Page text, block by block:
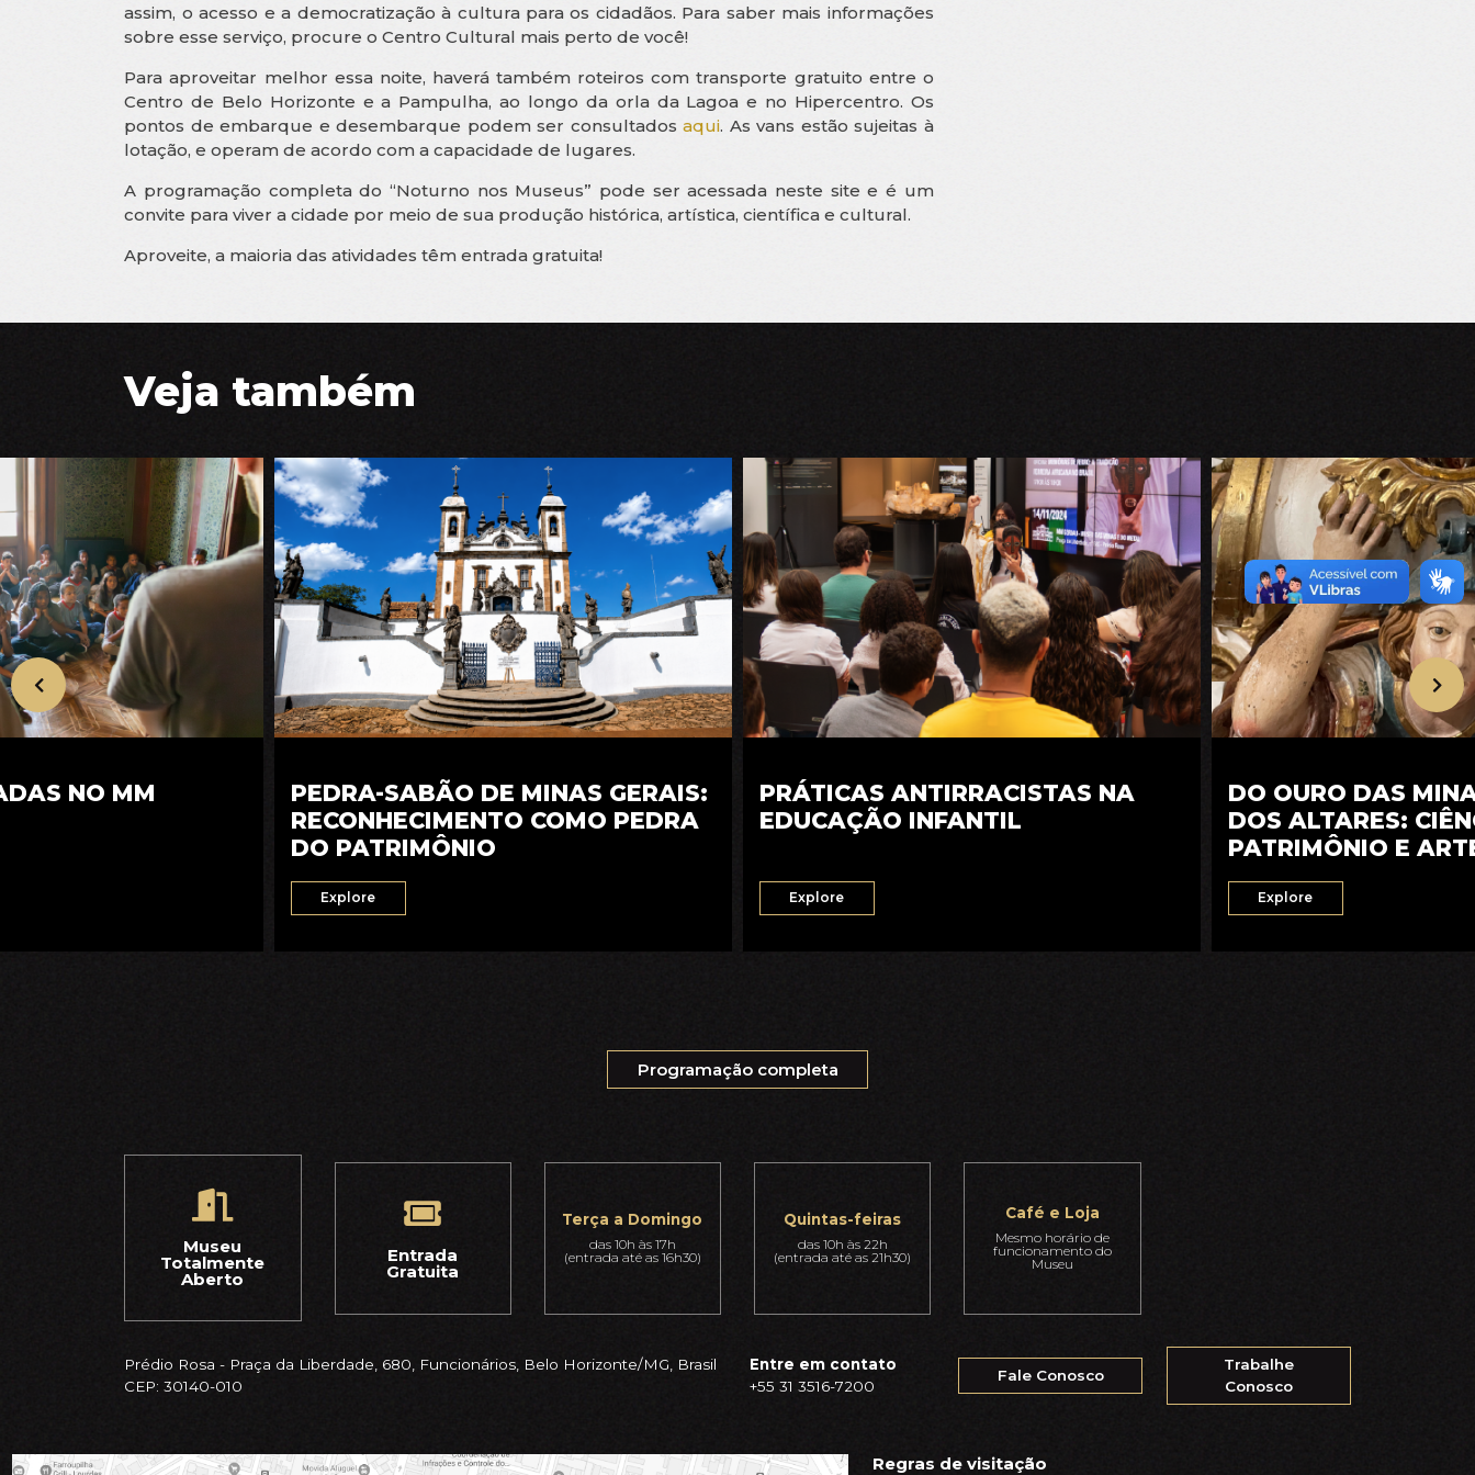
assim, o acesso e a democratização à cultura para os cidadãos. Para saber mais informações
sobre esse serviço, procure o Centro Cultural mais perto de você!
Para aproveitar melhor essa noite, haverá também roteiros com transporte gratuito entre o
Centro de Belo Horizonte e a Pampulha, ao longo da orla da Lagoa e no Hipercentro. Os
pontos de embarque e desembarque podem ser consultadosaqui. As vans estão sujeitas à
lotação, e operam de acordo com a capacidade de lugares.
A programação completa do “Noturno nos Museus” pode ser acessada neste site e é um
convite para viver a cidade por meio de sua produção histórica, artística, científica e cultural.
Aproveite, a maioria das atividades têm entrada gratuita!
Veja também
NO MM
PEDRA-SABÃO DE MINAS GERAIS:
RECONHECIMENTO COMO PEDRA
DO PATRIMÔNIO
Explore
PRÁTICAS ANTIRRACISTAS NA
EDUCAÇÃO INFANTIL
Explore
DO OURO DAS
DOS ALTARES:
PATRIMÔNIO E
SETECENTISTA
Explore
Programação completa
Museu
Totalmente
Aberto
Entrada
Gratuita
Terça a Domingo
das 10h às 17h
(entrada até as 16h30)
Quintas-feiras
das 10h às 22h
(entrada até as 21h30)
Café e Loja
Mesmo horário de
funcionamento do
Museu
Prédio Rosa - Praça da Liberdade, 680, Funcionários, Belo Horizonte/MG, Brasil
CEP: 30140-010
Entre em contato
+55 31 3516-7200
Fale Conosco
Trabalhe
Conosco
Regras de visitação